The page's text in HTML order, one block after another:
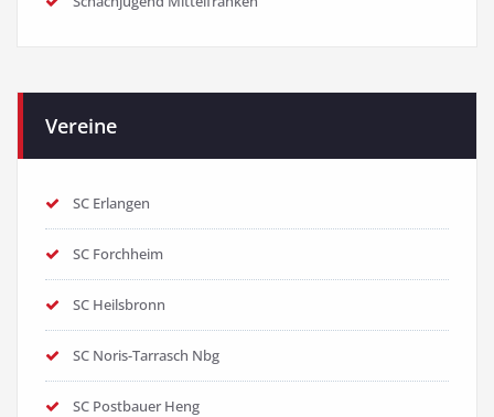
Vereine
SC Erlangen
SC Forchheim
SC Heilsbronn
SC Noris-Tarrasch Nbg
SC Postbauer Heng